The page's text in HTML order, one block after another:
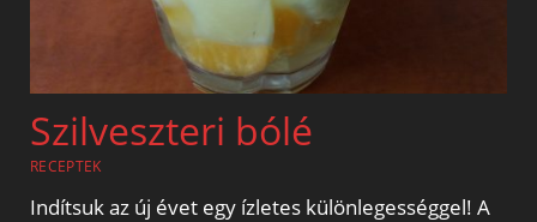
Szilveszteri bólé
RECEPTEK
Indítsuk az új évet egy ízletes különlegességgel! A